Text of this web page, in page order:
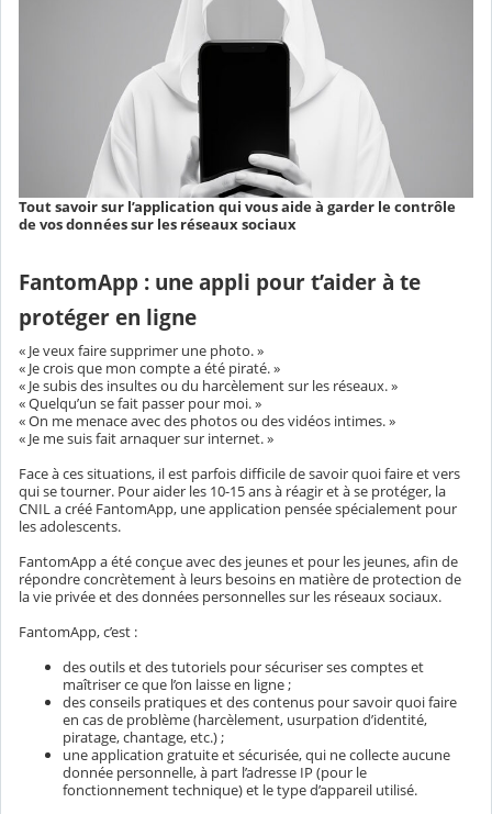
Tout savoir sur l’application qui vous aide à garder le contrôle
de vos données sur les réseaux sociaux
FantomApp : une appli pour t’aider à te
protéger en ligne
« Je veux faire supprimer une photo. »
« Je crois que mon compte a été piraté. »
« Je subis des insultes ou du harcèlement sur les réseaux. »
« Quelqu’un se fait passer pour moi. »
« On me menace avec des photos ou des vidéos intimes. »
« Je me suis fait arnaquer sur internet. »
Face à ces situations, il est parfois difficile de savoir quoi faire et vers
qui se tourner. Pour aider les 10-15 ans à réagir et à se protéger, la
CNIL a créé FantomApp, une application pensée spécialement pour
les adolescents.
FantomApp a été conçue avec des jeunes et pour les jeunes, afin de
répondre concrètement à leurs besoins en matière de protection de
la vie privée et des données personnelles sur les réseaux sociaux.
FantomApp, c’est :
des outils et des tutoriels pour sécuriser ses comptes et
maîtriser ce que l’on laisse en ligne ;
des conseils pratiques et des contenus pour savoir quoi faire
en cas de problème (harcèlement, usurpation d’identité,
piratage, chantage, etc.) ;
une application gratuite et sécurisée, qui ne collecte aucune
donnée personnelle, à part l’adresse IP (pour le
fonctionnement technique) et le type d’appareil utilisé.